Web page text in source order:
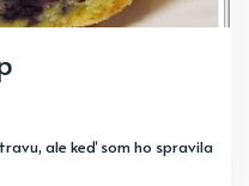
ale keď som ho spravila